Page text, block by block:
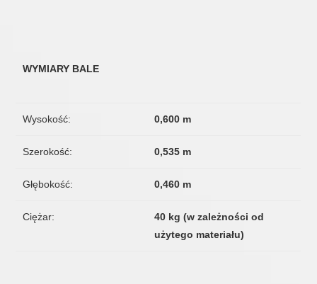
WYMIARY BALE
Wysokość: 0,600 m
Szerokość: 0,535 m
Głębokość: 0,460 m
Ciężar:
40 kg (w zależności od
użytego materiału)